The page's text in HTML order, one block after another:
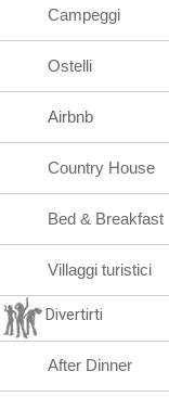
Campeggi
Ostelli
Airbnb
Country House
Bed & Breakfast
Villaggi turistici
Divertirti
After Dinner